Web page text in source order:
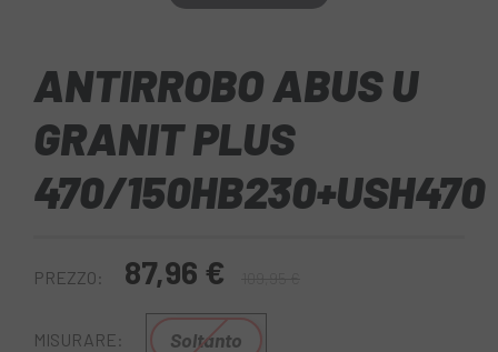
ANTIRROBO ABUS U
GRANIT PLUS
470/150HB230+USH470
PREZZO: 87,96 €
MISURARE: Soltanto